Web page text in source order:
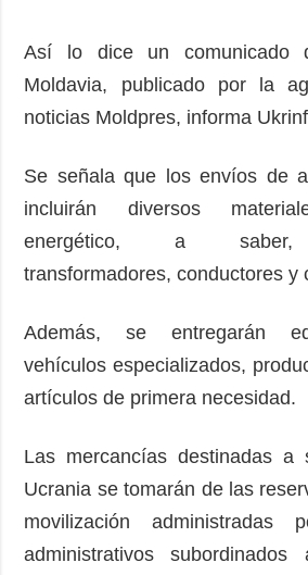
Así lo dice un comunicado
Moldavia, publicado por la
noticias Moldpres, informa
Se señala que los envíos de
incluirán diversos
energético, a saber,
transformadores, conductores y
Además, se entregarán
vehículos especializados,
artículos de primera necesidad.
Las mercancías destinadas a
Ucrania se tomarán de las
movilización administradas
administrativos